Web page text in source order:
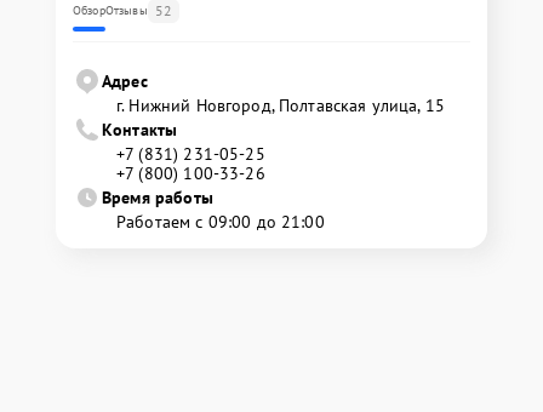
ОбзорОтзывы 52
Адрес
г. Нижний Новгород, Полтавская улица, 15
Контакты
+7 (831) 231-05-25
+7 (800) 100-33-26
Время работы
Работаем с 09:00 до 21:00